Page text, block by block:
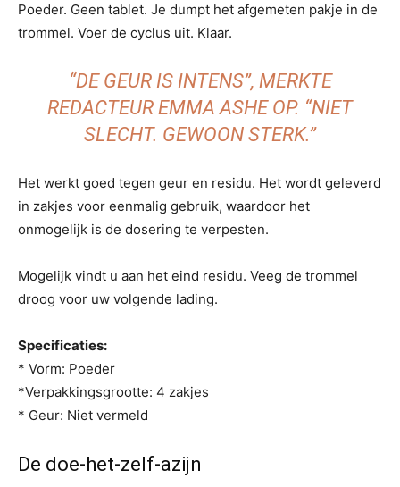
Poeder. Geen tablet. Je dumpt het afgemeten pakje in de
trommel. Voer de cyclus uit. Klaar.
“DE GEUR IS INTENS”, MERKTE
REDACTEUR EMMA ASHE OP. “NIET
SLECHT. GEWOON STERK.”
Het werkt goed tegen geur en residu. Het wordt geleverd
in zakjes voor eenmalig gebruik, waardoor het
onmogelijk is de dosering te verpesten.
Mogelijk vindt u aan het eind residu. Veeg de trommel
droog voor uw volgende lading.
Specificaties:
* Vorm: Poeder
*Verpakkingsgrootte: 4 zakjes
* Geur: Niet vermeld
De doe-het-zelf-azijn